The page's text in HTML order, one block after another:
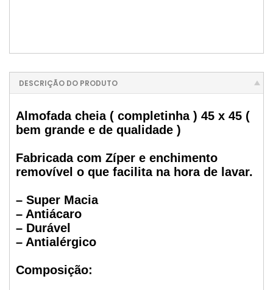
DESCRIÇÃO DO PRODUTO
Almofada cheia ( completinha ) 45 x 45 (
bem grande e de qualidade )
Fabricada com Zíper e enchimento
removível o que facilita na hora de lavar.
– Super Macia
– Antiácaro
– Durável
– Antialérgico
Composição: